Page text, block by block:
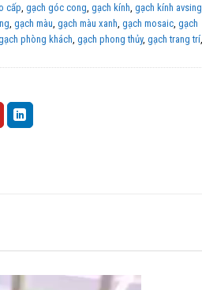
cấp gạch góc cong gạch kính gạch kính avsing
gạch màu gạch màu xanh gạch mosaic, gạch
phòng khách gạch phong thủy, gạch trang trí,